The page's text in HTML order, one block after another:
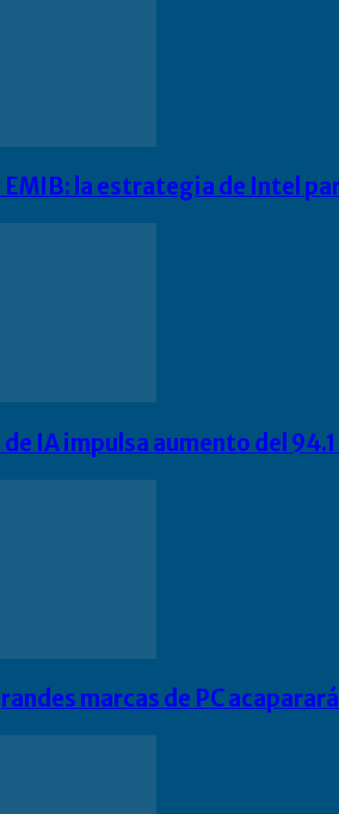
EMIB: la estrategia de Intel
de IA impulsa aumento del
marcas de PC